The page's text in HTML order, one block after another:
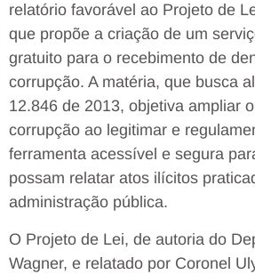
relatório favorável ao Projeto de
que propõe a criação de um
gratuito para o recebimento de
corrupção. A matéria, que busca
12.846 de 2013, objetiva ampliar
corrupção ao legitimar e
ferramenta acessível e segura
possam relatar atos ilícitos
administração pública.
O Projeto de Lei, de autoria do
Wagner, e relatado por Coronel